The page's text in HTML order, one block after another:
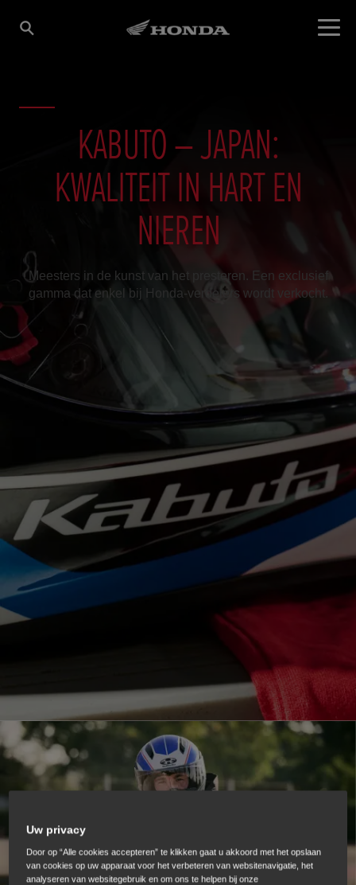
KABUTO – JAPAN:
KWALITEIT IN HART EN
NIEREN
Meesters in de kunst van het presteren. Een exclusief
gamma dat enkel bij Honda-verdelers wordt verkocht.
Uw privacy
Door op “Alle cookies accepteren” te klikken gaat u akkoord met het opslaan
van cookies op uw apparaat voor het verbeteren van websitenavigatie, het
analyseren van websitegebruik en om ons te helpen bij onze